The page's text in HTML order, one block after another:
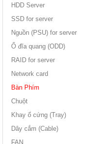
HDD Server
SSD for server
Nguồn (PSU) for server
Ổ đĩa quang (ODD)
RAID for server
Network card
Bàn Phím
Chuột
Khay ổ cứng (Tray)
Dây cắm (Cable)
FAN